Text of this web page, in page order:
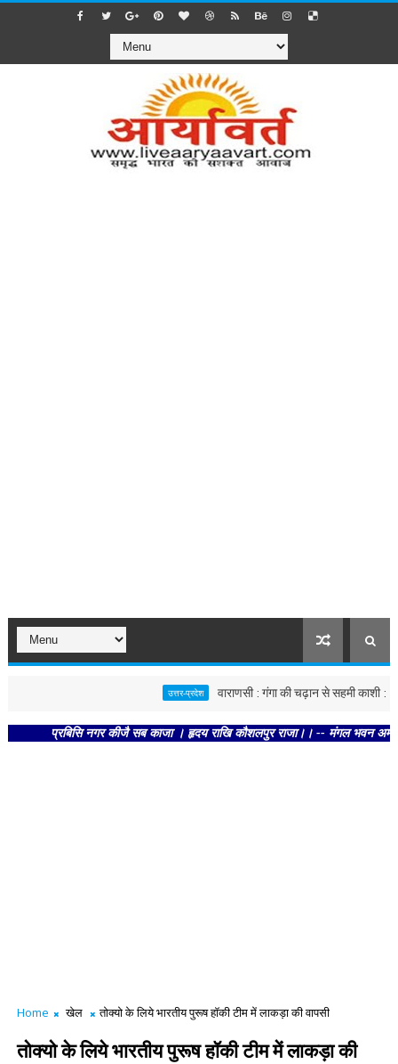
उत्तर-प्रदेश वाराणसी : गंगा की चढ़ान से सहमी काशी : छूने को
प्रबिसि नगर कीजै सब काजा । हृदय राखि कौशलपुर राजा।। -- मंगल भवन अमंगल
Home खेल तोक्यो के लिये भारतीय पुरूष हॉकी टीम में लाकड़ा की वापसी
तोक्यो के लिये भारतीय पुरूष हॉकी टीम में लाकड़ा की